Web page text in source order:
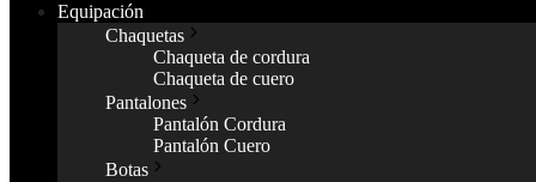
Equipación
Chaquetas
Chaqueta de cordura
Chaqueta de cuero
Pantalones
Pantalón Cordura
Pantalón Cuero
Botas